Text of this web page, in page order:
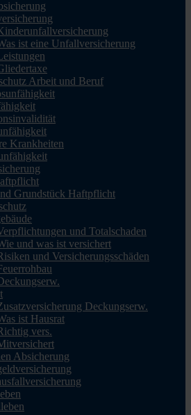
ist eine Unfallversicherung
Arbeit und Beruf
Krankheiten
Grundstück Haftpflicht
und Totalschaden
und was ist versichert
und Versicherungsschäden
Deckungserw.
ist Hausrat
vers.
Absicherung